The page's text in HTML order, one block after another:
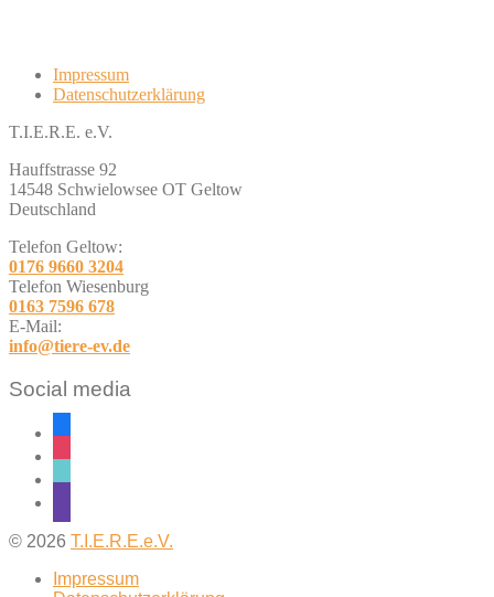
Impressum
Datenschutzerklärung
T.I.E.R.E. e.V.
Hauffstrasse 92
14548 Schwielowsee OT Geltow
Deutschland
Telefon Geltow:
0176 9660 3204
Telefon Wiesenburg
0163 7596 678
E-Mail:
info@tiere-ev.de
Social media
© 2026 T.I.E.R.E.e.V.
Impressum